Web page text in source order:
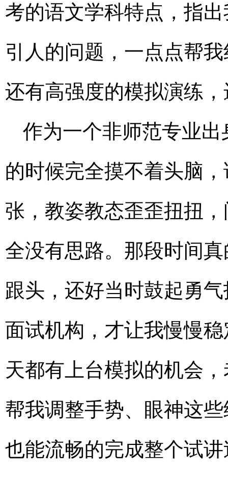
考的语文学科特点，指
引人的问题，一点点帮
还有高强度的模拟演练
作为一个非师范专业
的时候完全摸不着头脑
张，教姿教态歪歪扭扭
全没有思路。那段时间
跟头，还好当时鼓起勇
面试机构，才让我慢慢
天都有上台模拟的机会
帮我调整手势、眼神这
也能流畅的完成整个试